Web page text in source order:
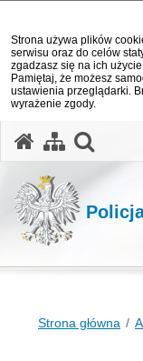
Strona używa plików
serwisu oraz do celów
zgadzasz się na ich
Pamiętaj, że możesz
ustawienia przeglądarki.
wyrażenie zgody.
Strona główna